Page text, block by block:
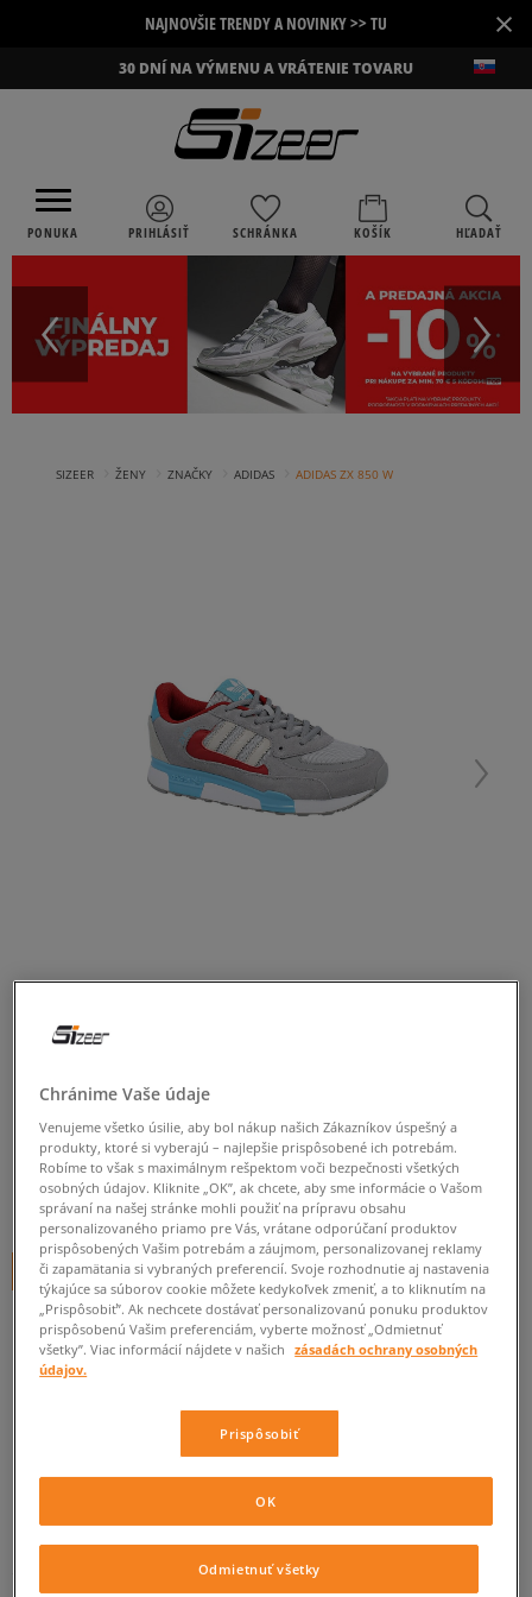
NAJNOVŠIE TRENDY A NOVINKY >> TU ×
30 DNÍ NA VÝMENU A VRÁTENIE TOVARU
PONUKA PRIHLÁSIŤ SCHRÁNKA KOŠÍK HĽADAŤ
SIZEER ŽENY ZNAČKY ADIDAS ADIDAS ZX 850 W
0.0(0 )
69€ cena s DPH
+ 69 BODOV V SIZEERCLUBE
Informujte ma o dostupnosti
Veľkosti EU Veľkosti US
ZISTIŤ DOSTUPNOSŤ V NAŠICH KAMENNÝCH PREDAJNIACH
Chránime Vaše údaje
Venujeme všetko úsilie, aby bol nákup našich Zákazníkov úspešný a
produkty, ktoré si vyberajú – najlepšie prispôsobené ich potrebám.
Robíme to však s maximálnym rešpektom voči bezpečnosti všetkých
osobných údajov. Kliknite „OK”, ak chcete, aby sme informácie o Vašom
správaní na našej stránke mohli použiť na prípravu obsahu
personalizovaného priamo pre Vás, vrátane odporúčaní produktov
prispôsobených Vašim potrebám a záujmom, personalizovanej reklamy
či zapamätania si vybraných preferencií. Svoje rozhodnutie aj nastavenia
týkajúce sa súborov cookie môžete kedykoľvek zmeniť, a to kliknutím na
„Prispôsobiť”. Ak nechcete dostávať personalizovanú ponuku produktov
prispôsobenú Vašim preferenciám, vyberte možnosť „Odmietnuť
všetky”. Viac informácií nájdete v našich
zásadách ochrany osobných
údajov.
Prispôsobiť
Odmietnuť všetky
OK